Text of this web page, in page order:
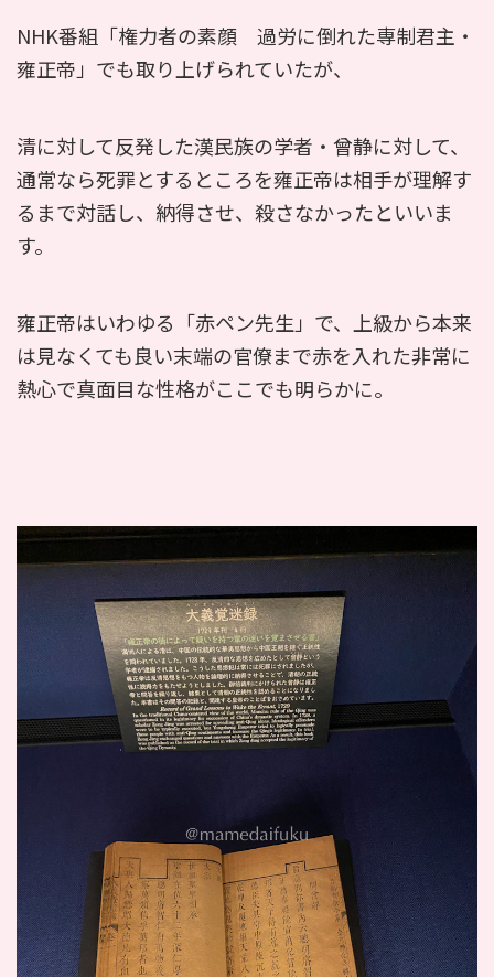
NHK番組「権力者の素顔 過労に倒れた専制君主・
雍正帝」でも取り上げられていたが、
清に対して反発した漢民族の学者・曾静に対して、
通常なら死罪とするところを雍正帝は相手が理解す
るまで対話し、納得させ、殺さなかったといいま
す。
雍正帝はいわゆる「赤ペン先生」で、上級から本来
は見なくても良い末端の官僚まで赤を入れた非常に
熱心で真面目な性格がここでも明らかに。